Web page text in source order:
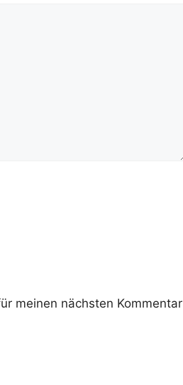
meinen nächsten Kommentar